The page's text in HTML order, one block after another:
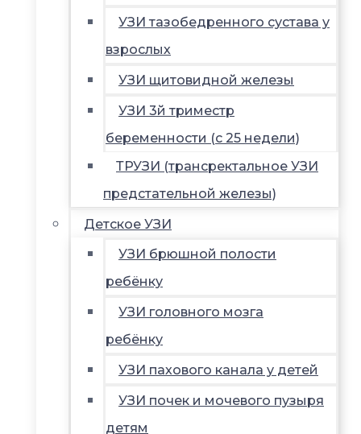
УЗИ тазобедренного сустава у
взрослых
УЗИ щитовидной железы
УЗИ 3й триместр
беременности (с 25 недели)
ТРУЗИ (трансректальное УЗИ
предстательной железы)
Детское УЗИ
УЗИ брюшной полости
ребёнку
УЗИ головного мозга
ребёнку
УЗИ пахового канала у детей
УЗИ почек и мочевого пузыря
детям